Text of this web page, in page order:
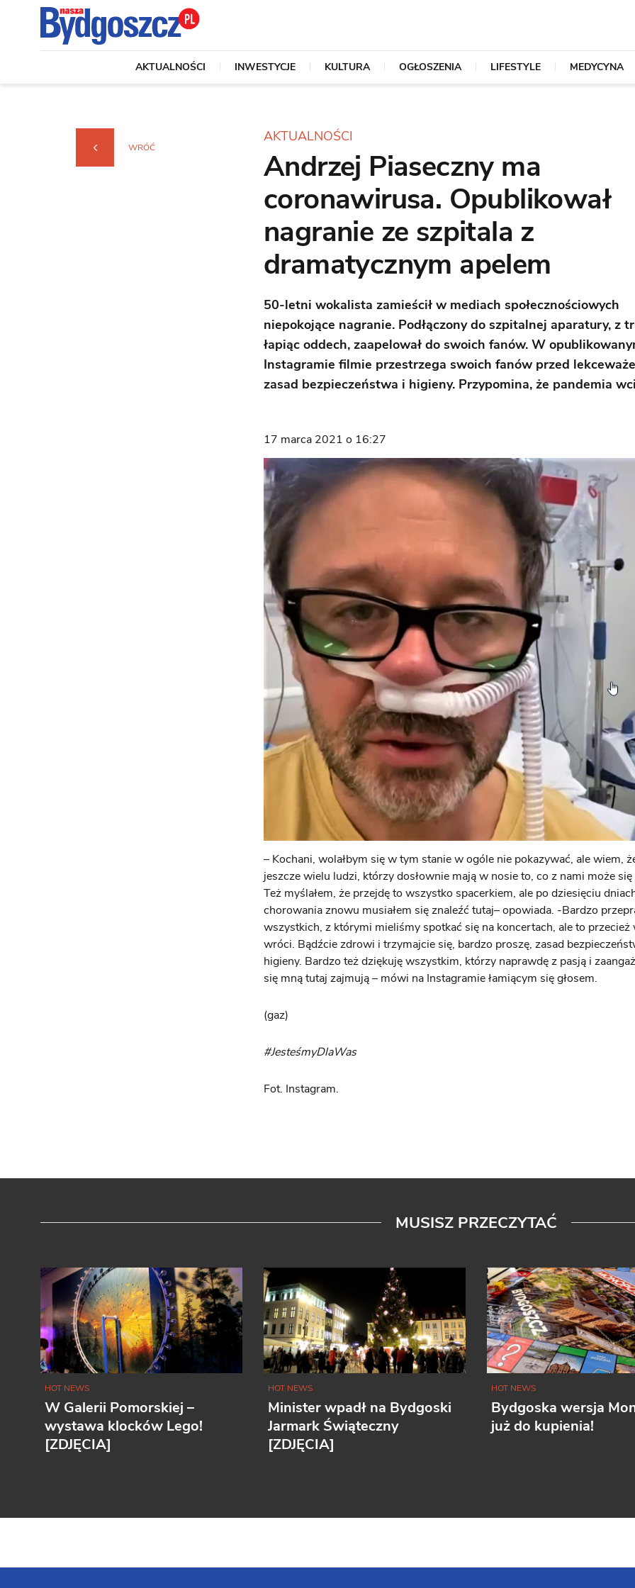
AKTUALNOŚCI INWESTYCJE KULTURA OGŁOSZENIA LIFESTYLE MEDYCYNA
WRÓĆ
AKTUALNOŚCI
Andrzej Piaseczny ma
coronawirusa. Opublikował
nagranie ze szpitala z
dramatycznym apelem
50-letni wokalista zamieścił w mediach społecznościowych
niepokojące nagranie. Podłączony do szpitalnej aparatury, z
łapiąc oddech, zaapelował do swoich fanów. W
Instagramie filmie przestrzega swoich fanów przed
zasad bezpieczeństwa i higieny. Przypomina, że pandemia
17 marca 2021 o 16:27
– Kochani, wolałbym się w tym stanie w ogóle nie pokazywać, ale wiem,
jeszcze wielu ludzi, którzy dosłownie mają w nosie to, co z nami może
Też myślałem, że przejdę to wszystko spacerkiem, ale po dziesięciu
chorowania znowu musiałem się znaleźć tutaj– opowiada. -Bardzo
wszystkich, z którymi mieliśmy spotkać się na koncertach, ale to przecież
wróci. Bądźcie zdrowi i trzymajcie się, bardzo proszę, zasad
higieny. Bardzo też dziękuję wszystkim, którzy naprawdę z pasją i
się mną tutaj zajmują – mówi na Instagramie łamiącym się głosem.
(gaz)
#JesteśmyDlaWas
Fot. Instagram.
MUSISZ PRZECZYTAĆ
HOT NEWS
W Galerii Pomorskiej –
wystawa klocków Lego!
[ZDJĘCIA]
HOT NEWS
Minister wpadł na Bydgoski
Jarmark Świąteczny
[ZDJĘCIA]
HOT NEWS
Bydgoska wersja
już do kupienia!